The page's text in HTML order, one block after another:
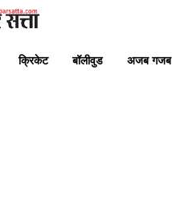
क्रिकेट बॉलीवुड अजब गजब